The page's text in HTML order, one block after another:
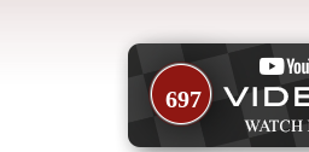
697